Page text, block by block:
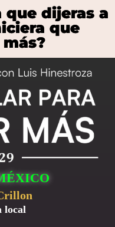
que dijeras a
que
local